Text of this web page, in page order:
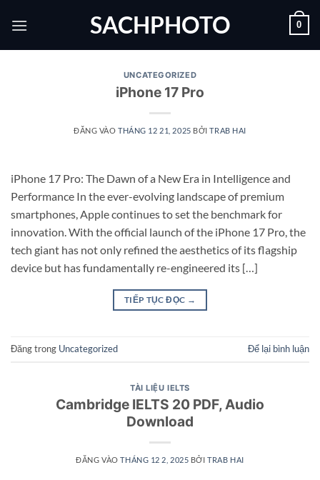
qua
SACHPHOTO 0
UNCATEGORIZED
iPhone 17 Pro
ĐĂNG VÀOTHÁNG 12 21, 2025 BỞITRAB HAI
iPhone 17 Pro: The Dawn of a New Era in Intelligence and
Performance In the ever-evolving landscape of premium
smartphones, Apple continues to set the benchmark for
innovation. With the official launch of the iPhone 17 Pro, the
tech giant has not only refined the aesthetics of its flagship
device but has fundamentally re-engineered its […]
TIẾP TỤC ĐỌC →
Đăng trong Uncategorized Để lại bình luận
TÀI LIỆU IELTS
Cambridge IELTS 20 PDF, Audio
Download
ĐĂNG VÀOTHÁNG 12 2, 2025 BỞITRAB HAI